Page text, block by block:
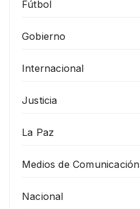
Fútbol
Gobierno
Internacional
Justicia
La Paz
Medios de Comunicación
Nacional